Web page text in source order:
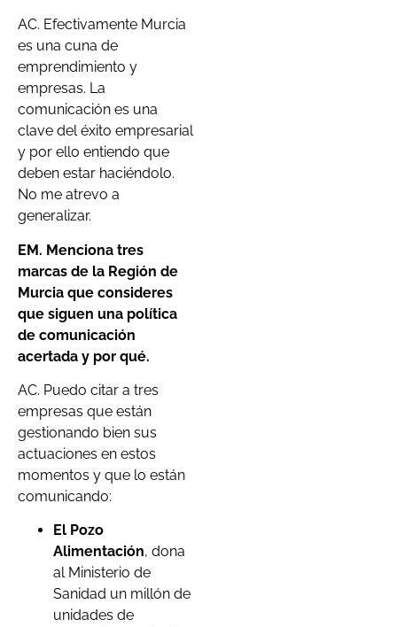
AC. Efectivamente Murcia
es una cuna de
emprendimiento y
empresas. La
comunicación es una
clave del éxito empresarial
y por ello entiendo que
deben estar haciéndolo.
No me atrevo a
generalizar.
EM. Menciona tres
marcas de la Región de
Murcia que consideres
que siguen una política
de comunicación
acertada y por qué.
AC. Puedo citar a tres
empresas que están
gestionando bien sus
actuaciones en estos
momentos y que lo están
comunicando:
El Pozo
Alimentación, dona
al Ministerio de
Sanidad un millón de
unidades de